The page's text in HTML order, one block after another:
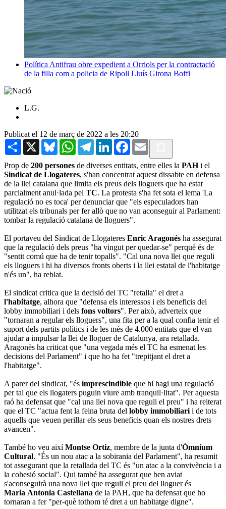
Política Antifrau obre expedient a Orriols per la contractació
de la filla com a policia de Ripoll Lluís Girona Boffi
L.G.
Publicat el 12 de març de 2022 a les 20:20
Share X BlueskyWhatsAppTelegramLinkedInFacebook
Email
Prop de 200 persones de diverses entitats, entre elles la PAHi el
Sindicat de Llogateres, s'han concentrat aquest dissabte en defensa
de la llei catalana que limita els preus dels lloguers que ha estat
parcialment anul·lada pel TC. La protesta s'ha fet sota el lema 'La
regulació no es toca' per denunciar que "els especuladors han
utilitzat els tribunals per fer allò que no van aconseguir al Parlament:
tombar la regulació catalana de lloguers".
El portaveu del Sindicat de Llogateres Enric Aragonés ha assegurat
que la regulació dels preus "ha vingut per quedar-se" perquè és de
"sentit comú que ha de tenir topalls". "Cal una nova llei que reguli
els lloguers i hi ha diversos fronts oberts i la llei estatal de l'habitatge
n'és un", ha reblat.
El sindicat critica que la decisió del TC "retalla" el dret a
l'habitatge, alhora que "defensa els interessos i els beneficis del
lobby immobiliari i dels fons voltors". Per això, adverteix que
"tornaran a regular els lloguers", una fita per a la qual confia tenir el
suport dels partits polítics i de les més de 4.000 entitats que el van
ajudar a impulsar la llei de lloguer de Catalunya, ara retallada.
Aragonès ha criticat que "una vegada més el TC ha esmenat les
decisions del Parlament" i que ho ha fet "trepitjant el dret a
l'habitatge".
A parer del sindicat, "és imprescindible que hi hagi una regulació
per tal que els llogaters puguin viure amb tranquil·litat". Per aquesta
raó ha defensat que "cal una llei nova que reguli el preu" i ha reiterat
que el TC "actua fent la feina bruta del lobby immobiliari i de tots
aquells que veuen perillar els seus beneficis quan els nostres drets
avancen".
També ho veu aixíMontse Ortiz, membre de la junta d'Òmnium
Cultural. "És un nou atac a la sobirania del Parlament", ha resumit
tot assegurant que la retallada del TC és "un atac a la convivència i a
la cohesió social". Qui també ha assegurat que ben aviat
s'aconseguirà una nova llei que reguli el preu del lloguer és
Maria Antonia Castellana de la PAH, que ha defensat que ho
tornaran a fer "per-què tothom té dret a un habitatge digne".